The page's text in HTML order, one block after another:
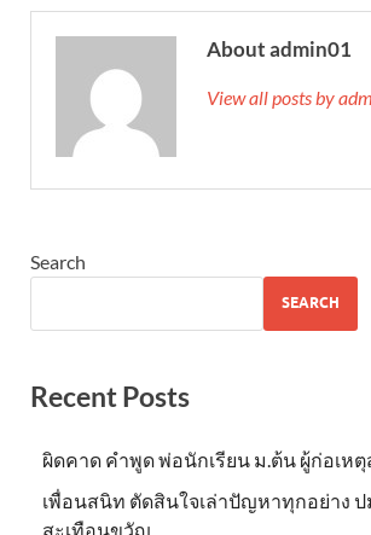
About admin01
View all posts by
Search
SEARCH
Recent Posts
ผิดคาด คำพูด พ่อนักเรียน ม.ต้น ผู้ก่อเหตุ
เพื่อนสนิท ตัดสินใจเล่าปัญหาทุกอย่าง ป
สะเทือนขวัญ